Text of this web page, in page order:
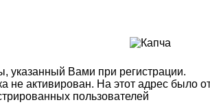
указанный Вами при регистрации.
не активирован. На этот адрес
пользователей